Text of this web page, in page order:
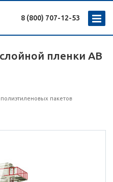
8 (800) 707-12-53
пленки AB
пакетов